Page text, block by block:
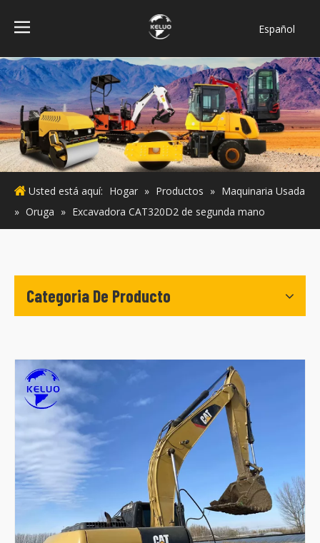
Español
Bahasa
indonesia
Türk dili
ไทย
Italiano
Deutsch
Português
Pусский
Usted está aquí: Hogar » Productos » Maquinaria Usada
» Oruga » Excavadora CAT320D2 de segunda mano
Categoria De Producto